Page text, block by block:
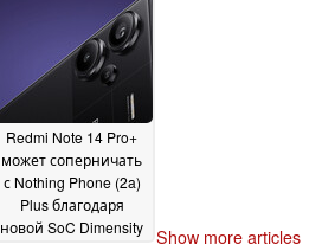
Redmi Note 14 Pro+
может соперничать
с Nothing Phone (2a)
Plus благодаря
новой SoC Dimensity
Show more articles